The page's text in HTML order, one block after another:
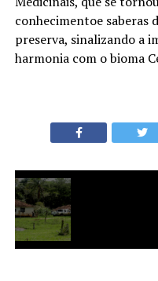
conhecimentoe saberas
preserva, sinalizando a
harmonia com o bioma